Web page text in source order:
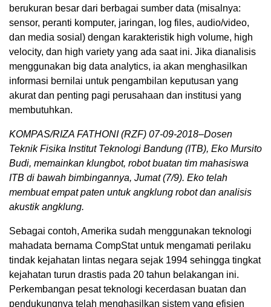
berukuran besar dari berbagai sumber data (misalnya:
sensor, peranti komputer, jaringan, log files, audio/video,
dan media sosial) dengan karakteristik high volume, high
velocity, dan high variety yang ada saat ini. Jika dianalisis
menggunakan big data analytics, ia akan menghasilkan
informasi bernilai untuk pengambilan keputusan yang
akurat dan penting pagi perusahaan dan institusi yang
membutuhkan.
KOMPAS/RIZA FATHONI (RZF) 07-09-2018–Dosen
Teknik Fisika Institut Teknologi Bandung (ITB), Eko Mursito
Budi, memainkan klungbot, robot buatan tim mahasiswa
ITB di bawah bimbingannya, Jumat (7/9). Eko telah
membuat empat paten untuk angklung robot dan analisis
akustik angklung.
Sebagai contoh, Amerika sudah menggunakan teknologi
mahadata bernama CompStat untuk mengamati perilaku
tindak kejahatan lintas negara sejak 1994 sehingga tingkat
kejahatan turun drastis pada 20 tahun belakangan ini.
Perkembangan pesat teknologi kecerdasan buatan dan
pendukungnya telah menghasilkan sistem yang efisien